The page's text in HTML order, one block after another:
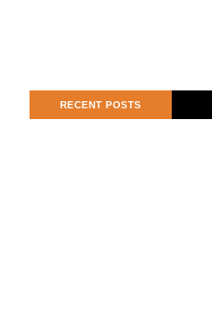
RECENT POSTS